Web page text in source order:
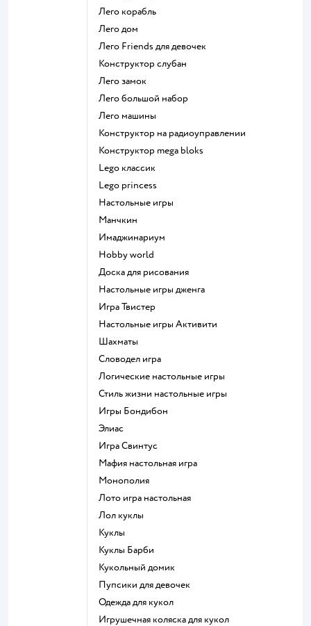
Лего корабль
Лего дом
Лего Friends для девочек
Конструктор слубан
Лего замок
Лего большой набор
Лего машины
Конструктор на радиоуправлении
Конструктор mega bloks
Lego классик
Lego princess
Настольные игры
Манчкин
Имаджинариум
Hobby world
Доска для рисования
Настольные игры дженга
Игра Твистер
Настольные игры Активити
Шахматы
Словодел игра
Логические настольные игры
Стиль жизни настольные игры
Игры Бондибон
Элиас
Игра Свинтус
Мафия настольная игра
Монополия
Лото игра настольная
Лол куклы
Куклы
Куклы Барби
Кукольный домик
Пупсики для девочек
Одежда для кукол
Игрушечная коляска для кукол